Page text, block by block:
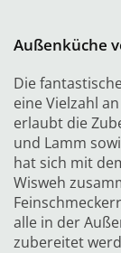
Außenküche
Die
eine Vielzahl
erlaubt die
und Lamm
hat sich mit
Wisweh
alle in der
zubereitet